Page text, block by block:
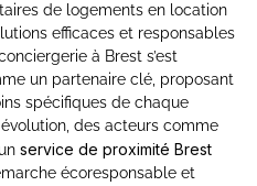
de logements en location
efficaces et responsables
à Brest s’est
un partenaire clé, proposant
spécifiques de chaque
des acteurs comme
service de proximité Brest
écoresponsable et